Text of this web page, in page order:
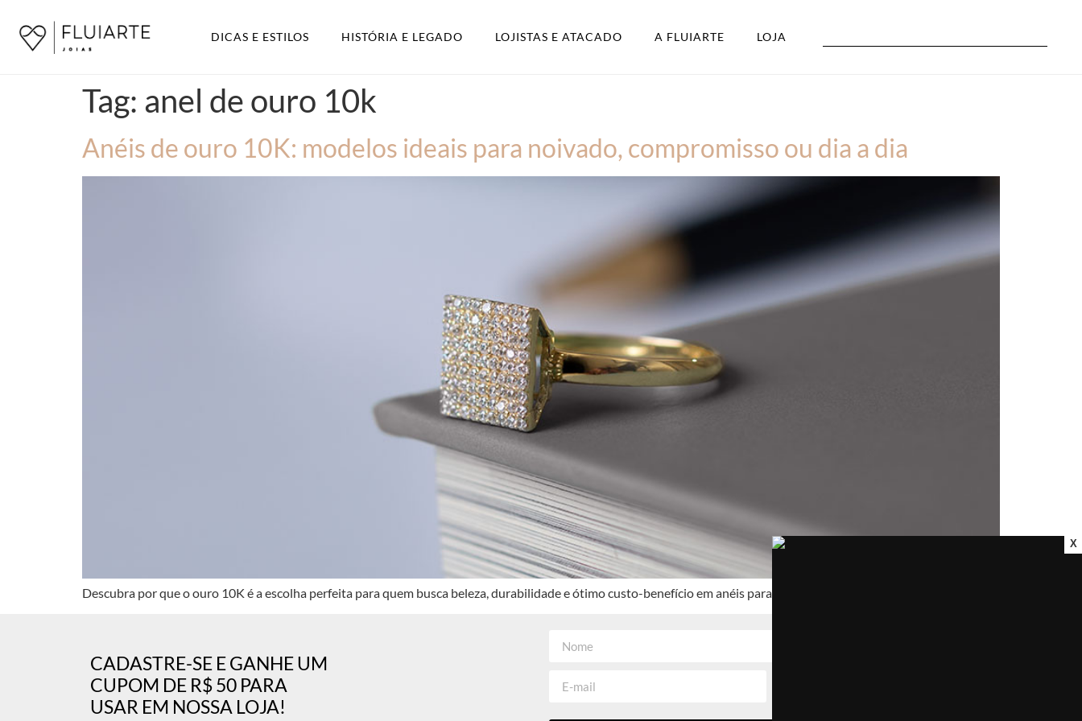
DICAS E ESTILOS HISTÓRIA E LEGADO LOJISTAS E ATACADO A FLUIARTE LOJA
Tag: anel de ouro 10k
Anéis de ouro 10K: modelos ideais para noivado, compromisso ou dia a dia
Descubra por que o ouro 10K é a escolha perfeita para quem busca beleza, durabilidade e ótimo custo-benefício em anéis para qualquer ocasião.
CADASTRE-SE E GANHE UM
CUPOM DE R$ 50 PARA
USAR EM NOSSA LOJA!
X